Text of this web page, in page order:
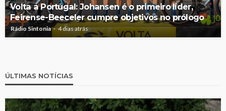
Volta a Portugal: Johansen é o primeiro líder,
Feirense-Beeceler cumpre objetivos no prólogo
Rádio Sintonia 4 dias atrás
ÚLTIMAS NOTÍCIAS